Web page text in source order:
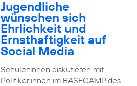
Jugendliche
wünschen sich
Ehrlichkeit und
Ernsthaftigkeit auf
Social Media
Schüler:innen diskutieren mit
Politiker:innen im BASECAMP des